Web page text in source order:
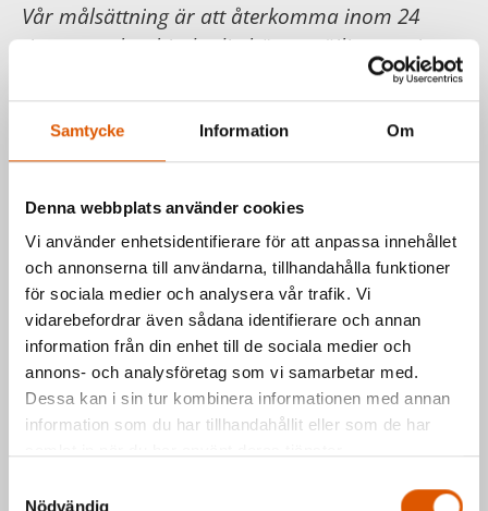
Samtycke Information Om
Denna webbplats använder cookies
Vi använder enhetsidentifierare för att anpassa innehållet
och annonserna till användarna, tillhandahålla funktioner
för sociala medier och analysera vår trafik. Vi
vidarebefordrar även sådana identifierare och annan
information från din enhet till de sociala medier och
annons- och analysföretag som vi samarbetar med.
Dessa kan i sin tur kombinera informationen med annan
information som du har tillhandahållit eller som de har
Nödvändig
Vår målsättning är att återkomma inom 24
timmar och erbjuda dig bästa möjliga service.
Konsumentköplagen, Distans- och
hemförsäljningslagen.
Läs mer hosKonsumentverket.
Har du frågor om våra produkter
eller vill du prata med en säljare?
Kontakta oss via formuläret eller direkt, så
hör vi av oss så fort vi kan.
Johan Olander e-posteller telefon 035-
2953810